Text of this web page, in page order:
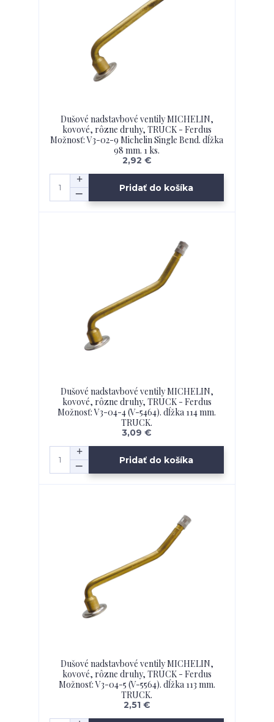
Dušové nadstavbové ventily MICHELIN,
kovové, rôzne druhy, TRUCK - Ferdus
Možnosť: V3-02-9 Michelin Single Bend. dĺžka
98 mm. 1 ks.
2,92 €
Pridať do košíka
Dušové nadstavbové ventily MICHELIN,
kovové, rôzne druhy, TRUCK - Ferdus
Možnosť: V3-04-4 (V-5464). dĺžka 114 mm.
TRUCK.
3,09 €
Pridať do košíka
Dušové nadstavbové ventily MICHELIN,
kovové, rôzne druhy, TRUCK - Ferdus
Možnosť: V3-04-5 (V-5564). dĺžka 113 mm.
TRUCK.
2,51 €